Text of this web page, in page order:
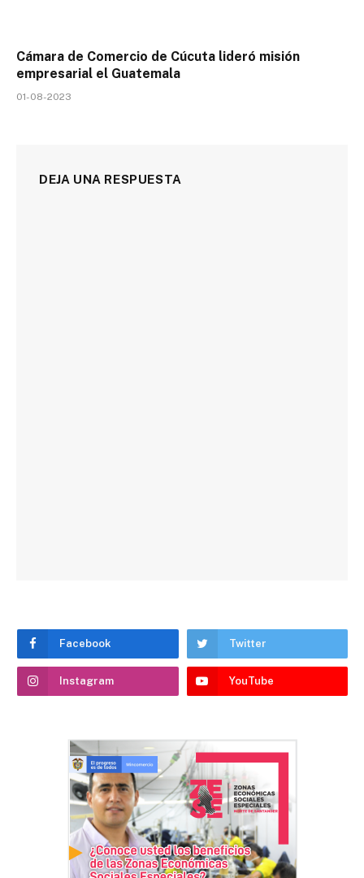
Cámara de Comercio de Cúcuta lideró misión
empresarial el Guatemala
01-08-2023
DEJA UNA RESPUESTA
Facebook Twitter
Instagram YouTube